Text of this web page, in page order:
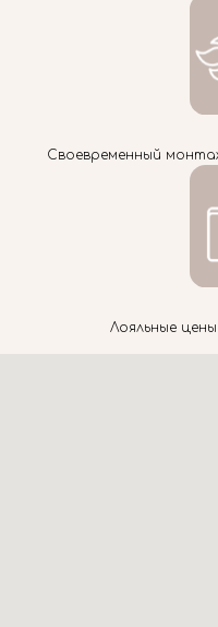
Своевременный
Лояльные